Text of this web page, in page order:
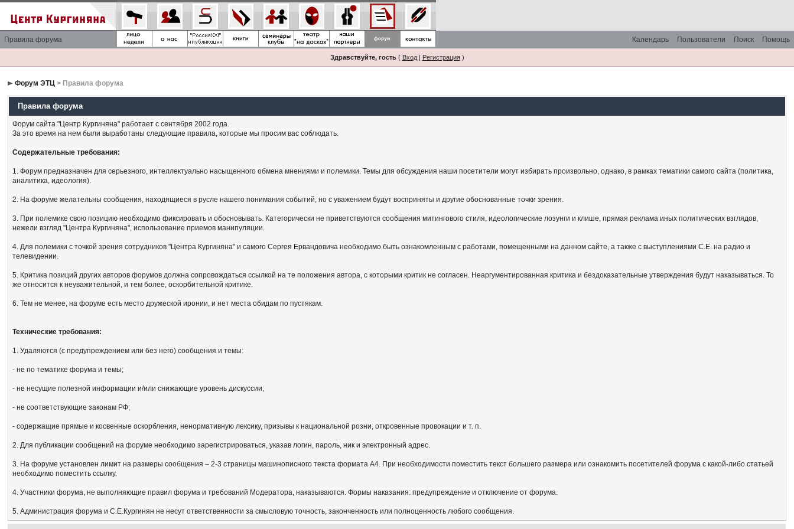
Правила форума Помощь
Поиск
Пользователи
Календарь
Здравствуйте, гость( Вход| Регистрация)
Форум ЭТЦ > Правила форума
Правила форума
Форум сайта "Центр Кургиняна" работает с сентября 2002 года.
За это время на нем были выработаны следующие правила, которые мы просим вас соблюдать.
Содержательные требования:
1. Форум предназначен для серьезного, интеллектуально насыщенного обмена мнениями и полемики. Темы для обсуждения наши посетители могут избирать произвольно, однако, в рамках тематики самого сайта (политика,
аналитика, идеология).
2. На форуме желательны сообщения, находящиеся в русле нашего понимания событий, но с уважением будут восприняты и другие обоснованные точки зрения.
3. При полемике свою позицию необходимо фиксировать и обосновывать. Категорически не приветствуются сообщения митингового стиля, идеологические лозунги и клише, прямая реклама иных политических взглядов,
нежели взгляд "Центра Кургиняна", использование приемов манипуляции.
4. Для полемики с точкой зрения сотрудников "Центра Кургиняна" и самого Сергея Ервандовича необходимо быть ознакомленным с работами, помещенными на данном сайте, а также с выступлениями С.Е. на радио и
телевидении.
5. Критика позиций других авторов форумов должна сопровождаться ссылкой на те положения автора, с которыми критик не согласен. Неаргументированная критика и бездоказательные утверждения будут наказываться. То
же относится к неуважительной, и тем более, оскорбительной критике.
6. Тем не менее, на форуме есть место дружеской иронии, и нет места обидам по пустякам.
Технические требования:
1. Удаляются (с предупреждением или без него) сообщения и темы:
- не по тематике форума и темы;
- не несущие полезной информации и/или снижающие уровень дискуссии;
- не соответствующие законам РФ;
- содержащие прямые и косвенные оскорбления, ненормативную лексику, призывы к национальной розни, откровенные провокации и т. п.
2. Для публикации сообщений на форуме необходимо зарегистрироваться, указав логин, пароль, ник и электронный адрес.
3. На форуме установлен лимит на размеры сообщения – 2-3 страницы машинописного текста формата А4. При необходимости поместить текст большего размера или ознакомить посетителей форума с какой-либо статьей
необходимо поместить ссылку.
4. Участники форума, не выполняющие правил форума и требований Модератора, наказываются. Формы наказания: предупреждение и отключение от форума.
5. Администрация форума и С.Е.Кургинян не несут ответственности за смысловую точность, законченность или полноценность любого сообщения.